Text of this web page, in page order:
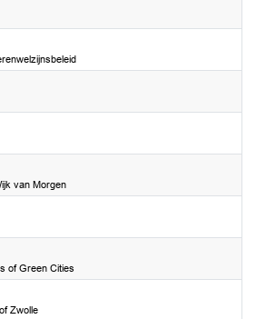
van Morgen
of Green Cities
Zwolle